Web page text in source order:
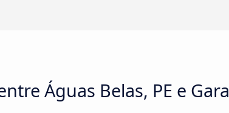
Águas Belas, PE e